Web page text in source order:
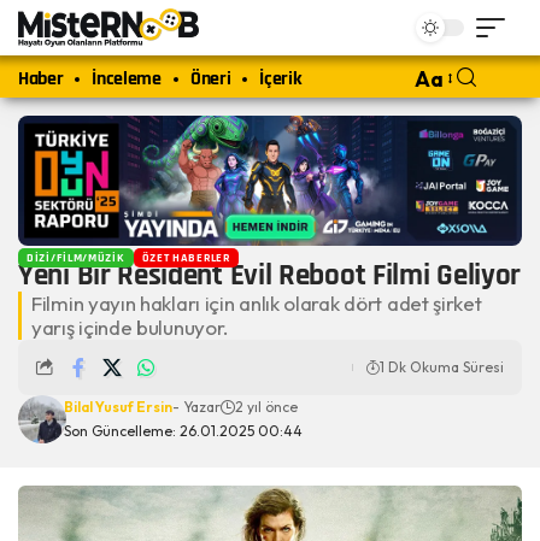
Haber İnceleme Öneri İçerik Aa
DIZI/FILM/MÜZIK ÖZET HABERLER
Yeni Bir Resident Evil Reboot Filmi Geliyor
Filmin yayın hakları için anlık olarak dört adet şirket
yarış içinde bulunuyor.
Son Güncelleme: 26.01.2025 00:44
Bilal Yusuf Ersin- Yazar 2 yıl önce
1 Dk Okuma Süresi